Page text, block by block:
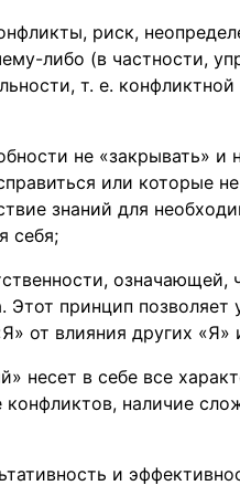
риск,
либо (в частности,
т. е.
не «закрывать» и
или которые
знаний для
себя;
означающей,
принцип позволяет
от влияния других «Я»
несет в себе все
конфликтов, наличие
и